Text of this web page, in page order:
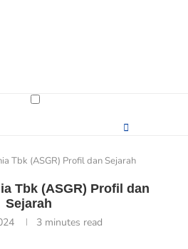
Tbk (ASGR) Profil dan Sejarah
Tbk (ASGR) Profil dan
Sejarah
3 minutes read